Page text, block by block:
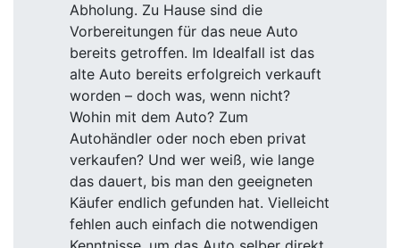
Abholung. Zu Hause sind die
Vorbereitungen für das neue Auto
bereits getroffen. Im Idealfall ist das
alte Auto bereits erfolgreich verkauft
worden – doch was, wenn nicht?
Wohin mit dem Auto? Zum
Autohändler oder noch eben privat
verkaufen? Und wer weiß, wie lange
das dauert, bis man den geeigneten
Käufer endlich gefunden hat. Vielleicht
fehlen auch einfach die notwendigen